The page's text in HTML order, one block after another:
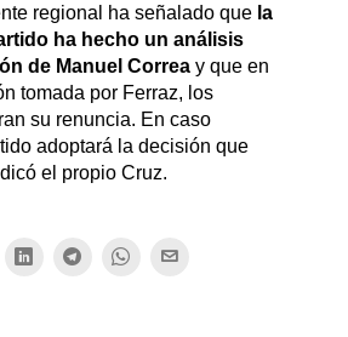
regional ha señalado que la
ha hecho un análisis
de Manuel Correa y que en
tomada por Ferraz, los
su renuncia. En caso
adoptará la decisión que
el propio Cruz.